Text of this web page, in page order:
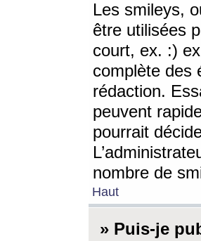
Les smileys,
être utilisées
court, ex. :)
complète des
rédaction.
peuvent
pourrait
nombre de
Haut
» Puis-je